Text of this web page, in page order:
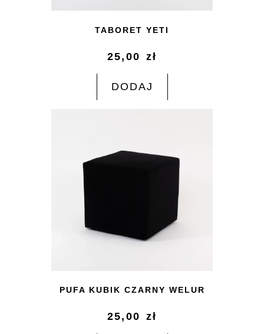
TABORET YETI
25,00 zł
DODAJ
PUFA KUBIK CZARNY WELUR
25,00 zł